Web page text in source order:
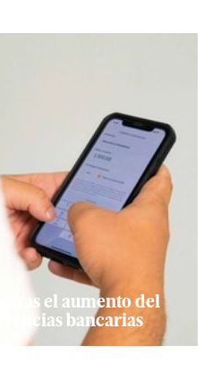
el aumento del
bancarias